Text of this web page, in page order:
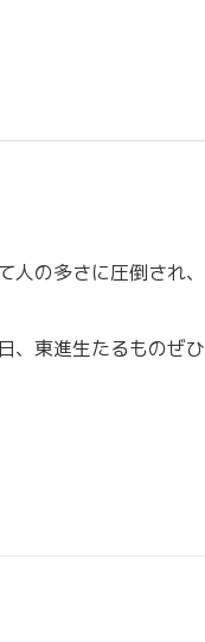
の多さに圧倒され、
、東進生たるものぜひ